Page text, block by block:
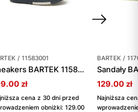
/ 11583001
Sneakers BARTEK 11583001, granatowo-szary
zł
cena z 30 dni przed
obniżki: 129.00
BARTEK /
129.00 zł
Najniższa